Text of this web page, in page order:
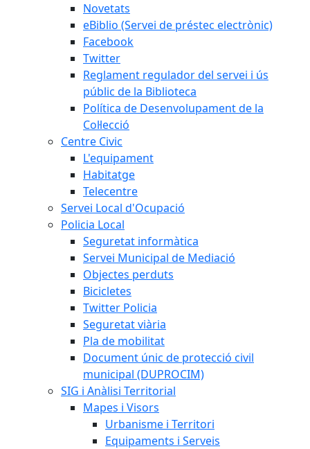
Novetats
eBiblio (Servei de préstec electrònic)
Facebook
Twitter
Reglament regulador del servei i ús
públic de la Biblioteca
Política de Desenvolupament de la
Col·lecció
Centre Civic
L'equipament
Habitatge
Telecentre
Servei Local d'Ocupació
Policia Local
Seguretat informàtica
Servei Municipal de Mediació
Objectes perduts
Bicicletes
Twitter Policia
Seguretat viària
Pla de mobilitat
Document únic de protecció civil
municipal (DUPROCIM)
SIG i Anàlisi Territorial
Mapes i Visors
Urbanisme i Territori
Equipaments i Serveis